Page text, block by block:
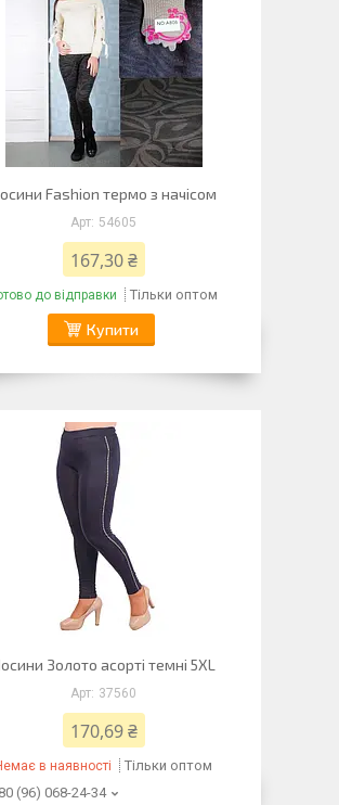
Fashion термо з начісом
54605
167,30 ₴
до відправки Тільки оптом
Купити
Золото асорті темні 5XL
37560
170,69 ₴
в наявності
Тільки оптом
(96) 068-24-34